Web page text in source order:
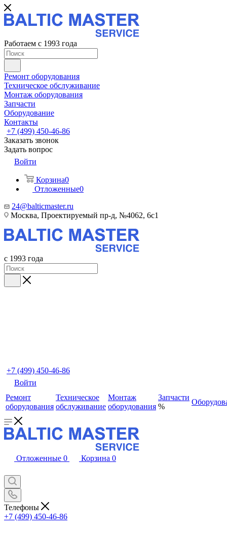
Работаем с 1993 года
Ремонт оборудования
Техническое обслуживание
Монтаж оборудования
Запчасти
Оборудование
Контакты
+7 (499) 450-46-86
Заказать звонок
Задать вопрос
Войти
Корзина0
Отложенные0
24@balticmaster.ru
Москва, Проектируемый пр-д, №4062, 6с1
с 1993 года
+7 (499) 450-46-86
Войти
Ремонт
оборудования
Техническое
обслуживание
Монтаж
оборудования
Запчасти
%
Отложенные 0 Корзина 0
Телефоны
+7 (499) 450-46-86